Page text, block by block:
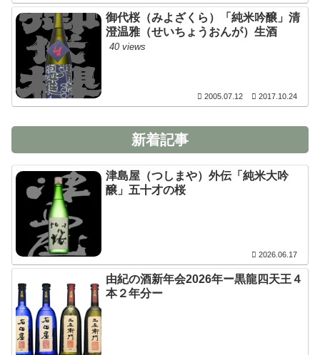
御代桜（みよざくら）「純米吟醸」清
澄温雅（せいちょうおんが）生酒
40 views
2005.07.12 2017.10.24
新着記事
津島屋（つしまや）外伝「純米大吟
醸」五十才の桜
2026.06.17
由紀の酒新年会2026年ー黒龍四天王４
本２年分ー